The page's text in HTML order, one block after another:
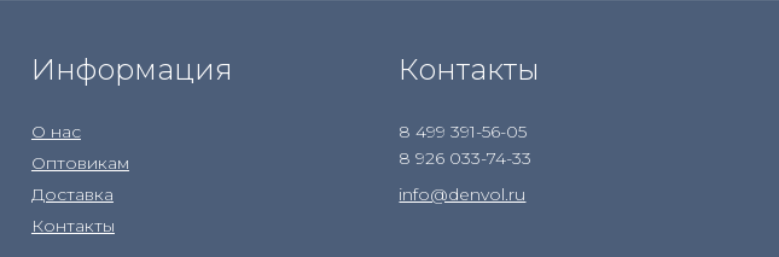
Информация
О нас
Оптовикам
Доставка
Контакты
Контакты
8 499 391-56-05
8 926 033-74-33
info@denvol.ru